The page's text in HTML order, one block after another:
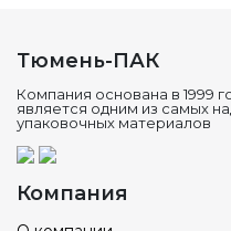
Тюмень-ПАК
Компания основана в 1999
является одним из самых
упаковочных материалов
Компания